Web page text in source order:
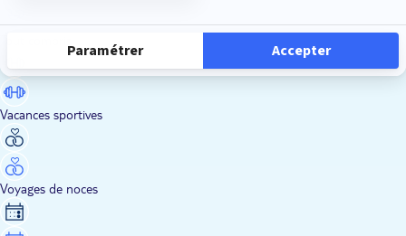
Vacances sportives
Voyages de noces